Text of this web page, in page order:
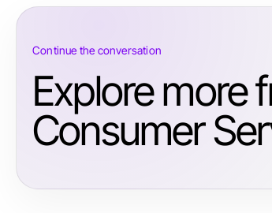
Continue the conversation
Explore more
Consumer